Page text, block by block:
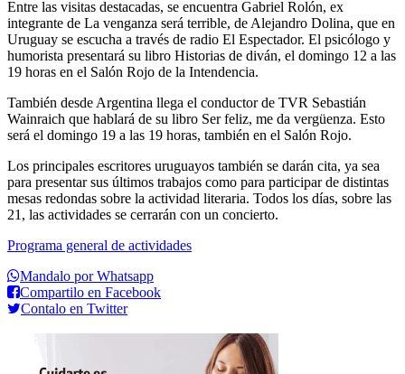
Entre las visitas destacadas, se encuentra Gabriel Rolón, ex
integrante de La venganza será terrible, de Alejandro Dolina, que en
Uruguay se escucha a través de radio El Espectador. El psicólogo y
humorista presentará su libro Historias de diván, el domingo 12 a las
19 horas en el Salón Rojo de la Intendencia.
También desde Argentina llega el conductor de TVR Sebastián
Wainraich que hablará de su libro Ser feliz, me da vergüenza. Esto
será el domingo 19 a las 19 horas, también en el Salón Rojo.
Los principales escritores uruguayos también se darán cita, ya sea
para presentar sus últimos trabajos como para participar de distintas
mesas redondas sobre la actividad literaria. Todos los días, sobre las
21, las actividades se cerrarán con un concierto.
Programa general de actividades
Mandalo por Whatsapp
Compartilo en Facebook
Contalo en Twitter